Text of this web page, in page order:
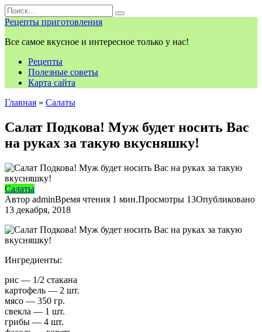
Перейти
к
контенту
Search
for:
Рецепты приготовления
Все самое вкусное и интересное только у нас!
Рецепты
Полезные советы
Карта сайта
Главная » Салаты
Салат Подкова! Муж будет носить Вас
на руках за такую вкусняшку!
Салаты
Автор adminВремя чтения 1 мин.Просмотры 13Опубликовано
13 декабря, 2018
Ингредиенты:
рис — 1/2 стакана
картофель — 2 шт.
мясо — 350 гр.
свекла — 1 шт.
грибы — 4 шт.